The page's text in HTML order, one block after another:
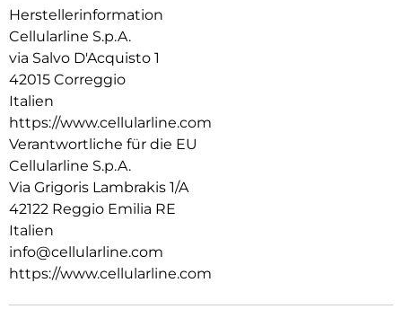
Herstellerinformation
Cellularline S.p.A.
via Salvo D'Acquisto 1
42015 Correggio
Italien
https://www.cellularline.com
Verantwortliche für die EU
Cellularline S.p.A.
Via Grigoris Lambrakis 1/A
42122 Reggio Emilia RE
Italien
info@cellularline.com
https://www.cellularline.com